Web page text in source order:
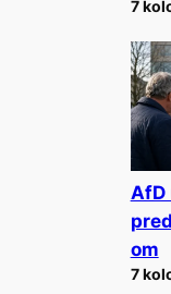
7
AfD
om
7